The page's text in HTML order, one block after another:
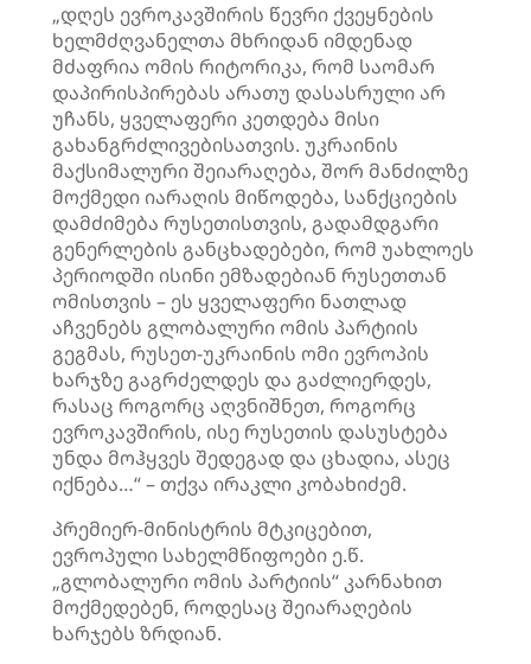
„დღეს ევროკავშირის წევრი ქვეყნების
ხელმძღვანელთა მხრიდან იმდენად
მძაფრია ომის რიტორიკა, რომ საომარ
დაპირისპირებას არათუ დასასრული არ
უჩანს, ყველაფერი კეთდება მისი
გახანგრძლივებისათვის. უკრაინის
მაქსიმალური შეიარაღება, შორ მანძილზე
მოქმედი იარაღის მიწოდება, სანქციების
დამძიმება რუსეთისთვის, გადამდგარი
გენერლების განცხადებები, რომ უახლოეს
პერიოდში ისინი ემზადებიან რუსეთთან
ომისთვის – ეს ყველაფერი ნათლად
აჩვენებს გლობალური ომის პარტიის
გეგმას, რუსეთ-უკრაინის ომი ევროპის
ხარჯზე გაგრძელდეს და გაძლიერდეს,
რასაც როგორც აღვნიშნეთ, როგორც
ევროკავშირის, ისე რუსეთის დასუსტება
უნდა მოჰყვეს შედეგად და ცხადია, ასეც
იქნება…“ – თქვა ირაკლი კობახიძემ.
პრემიერ-მინისტრის მტკიცებით,
ევროპული სახელმწიფოები ე.წ.
„გლობალური ომის პარტიის“ კარნახით
მოქმედებენ, როდესაც შეიარაღების
ხარჯებს ზრდიან.